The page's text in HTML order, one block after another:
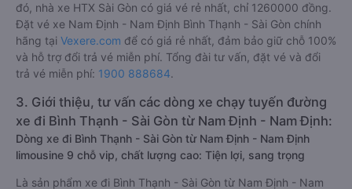
đó, nhà xe HTX Sài Gòn có giá vé rẻ nhất, chỉ 1260000 đồng.
Đặt vé xe Nam Định - Nam Định Bình Thạnh - Sài Gòn chính
hãng tại Vexere.com để có giá rẻ nhất, đảm bảo giữ chỗ 100%
và hỗ trợ đổi trả vé miễn phí. Tổng đài tư vấn, đặt vé và đổi
trả vé miễn phí: 1900 888684.
3. Giới thiệu, tư vấn các dòng xe chạy tuyến đường
xe đi Bình Thạnh - Sài Gòn từ Nam Định - Nam Định:
Dòng xe đi Bình Thạnh - Sài Gòn từ Nam Định - Nam Định
limousine 9 chỗ vip, chất lượng cao: Tiện lợi, sang trọng
Là sản phẩm xe đi Bình Thạnh - Sài Gòn từ Nam Định - Nam